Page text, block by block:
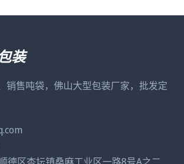
销售吨袋，佛山大型包装厂家，批发定